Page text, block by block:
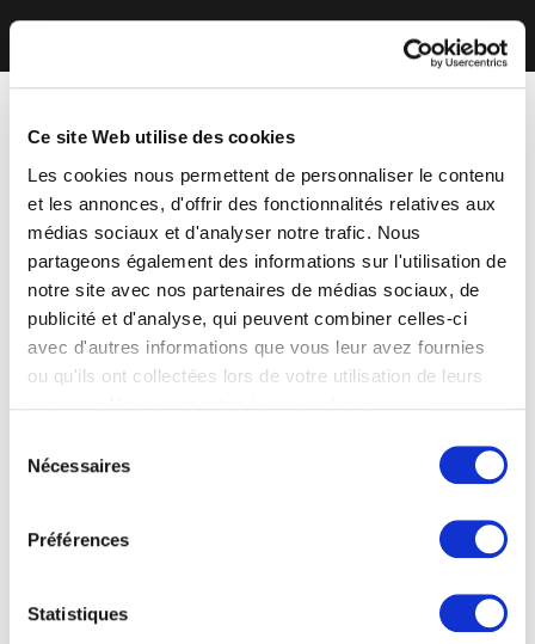
Ce site Web utilise des cookies
Les cookies nous permettent de personnaliser le contenu
et les annonces, d'offrir des fonctionnalités relatives aux
médias sociaux et d'analyser notre trafic. Nous
partageons également des informations sur l'utilisation de
notre site avec nos partenaires de médias sociaux, de
publicité et d'analyse, qui peuvent combiner celles-ci
avec d'autres informations que vous leur avez fournies
ou qu'ils ont collectées lors de votre utilisation de leurs
Nécessaires
Préférences
Statistiques